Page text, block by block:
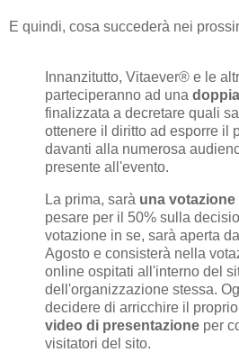
E quindi, cosa succederà nei
Innanzitutto, Vitaever® e le
parteciperanno ad una
finalizzata a decretare quali
ottenere il diritto ad esporre il
davanti alla numerosa
presente all'evento.
La prima, sarà una
pesare per il 50% sulla
votazione in se, sarà aperta
Agosto e consisterà nella
online ospitati all'interno del
dell'organizzazione stessa.
decidere di arricchire il
video di presentazione per
visitatori del sito.